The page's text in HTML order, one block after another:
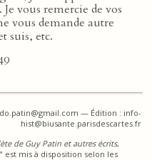
vous remercie de vos
vous demande autre
suis, etc.
— Édition : info-
hist@biusante.parisdescartes.fr
de Guy Patin et autres écrits,
est mis à disposition selon les